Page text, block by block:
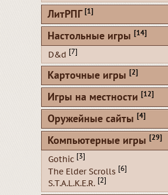
ЛитРПГ [1]
Настольные игры [14]
D&d [7]
Карточные игры [2]
Игры на местности [12]
Оружейные сайты [4]
Компьютерные игры [29]
Gothic [3]
The Elder Scrolls [6]
S.T.A.L.K.E.R. [2]